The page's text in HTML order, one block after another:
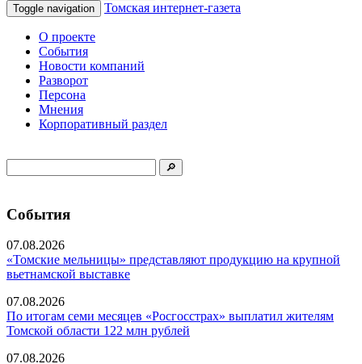
Toggle navigation Томская интернет-газета
О проекте
События
Новости компаний
Разворот
Персона
Мнения
Корпоративный раздел
События
07.08.2026
«Томские мельницы» представляют продукцию на крупной
вьетнамской выставке
07.08.2026
По итогам семи месяцев «Росгосстрах» выплатил жителям
Томской области 122 млн рублей
07.08.2026